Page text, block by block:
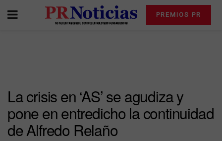
PREMIOS PR
La crisis en ‘AS’ se agudiza y
pone en entredicho la continuidad
de Alfredo Relaño